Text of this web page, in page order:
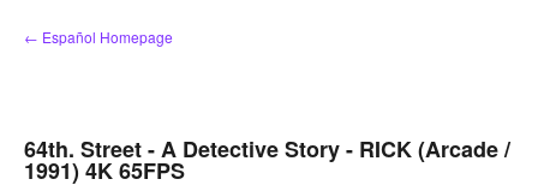
saltar
al
← Español Homepage
64th. Street - A Detective Story - RICK (Arcade /
1991) 4K 65FPS